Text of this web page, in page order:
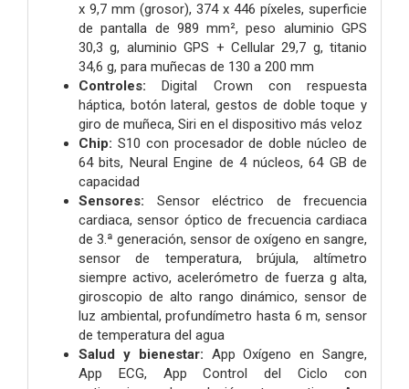
x 9,7 mm (grosor), 374 x 446 píxeles, superficie
de pantalla de 989 mm², peso aluminio GPS
30,3 g, aluminio GPS + Cellular 29,7 g, titanio
34,6 g, para muñecas de 130 a 200 mm
Controles: Digital Crown con respuesta
háptica, botón lateral, gestos de doble toque y
giro de muñeca, Siri en el dispositivo más veloz
Chip: S10 con procesador de doble núcleo de
64 bits, Neural Engine de 4 núcleos, 64 GB de
capacidad
Sensores: Sensor eléctrico de frecuencia
cardiaca, sensor óptico de frecuencia cardiaca
de 3.ª generación, sensor de oxígeno en sangre,
sensor de temperatura, brújula, altímetro
siempre activo, acelerómetro de fuerza g alta,
giroscopio de alto rango dinámico, sensor de
luz ambiental, profundímetro hasta 6 m, sensor
de temperatura del agua
Salud y bienestar: App Oxígeno en Sangre,
App ECG, App Control del Ciclo con